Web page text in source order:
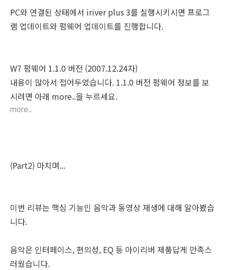
PC와 연결된 상태에서 iriver plus 3를 실행시키시면 프로그
램 업데이트와 펌웨어 업데이트를 진행합니다.
W7 펌웨어 1.1.0 버전 (2007.12.24자)
내용이 많아서 접어두었습니다. 1.1.0 버전 펌웨어 정보를 보
시려면 아래 more..을 누르세요.
more..
(Part2) 마치며...
이번 리뷰는 핵심 기능인 음악과 동영상 재생에 대해 알아봤습
니다.
음악은 인터페이스, 편의성, EQ 등 아이리버 제품답게 만족스
러웠습니다.